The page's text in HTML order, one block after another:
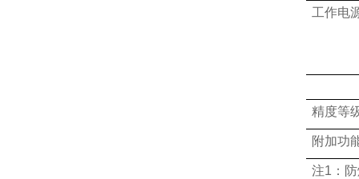
工作电
精度等
附加功
注1：